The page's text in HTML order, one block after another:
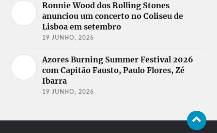
Ronnie Wood dos Rolling Stones
anunciou um concerto no Coliseu de
Lisboa em setembro
19 JUNHO, 2026
Azores Burning Summer Festival 2026
com Capitão Fausto, Paulo Flores, Zé
Ibarra
19 JUNHO, 2026